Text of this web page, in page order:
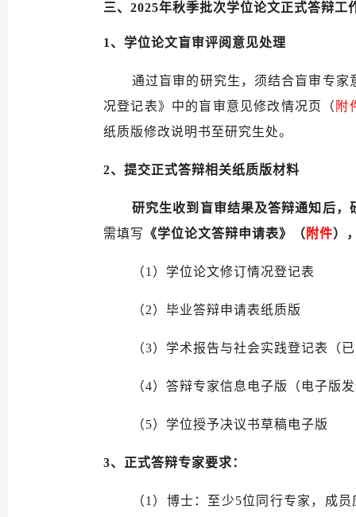
三、 2025年秋季批次学位论文正式答辩工
1、 学位论文盲审评阅意见处理
通过盲审的研究生，须结合盲审专
况登记表》中的盲审意见修改情况页（ 附
纸质版修改说明书至研究生处。
2、 提交正式答辩相关纸质版材料
研究生收到盲审结果及答辩通知后，
需填写 《学位论文答辩申请表》 （ 附件）
（1 ）学位论文修订情况登记表
（2）毕业答辩申请表纸质版
（3） 学术报告与社会实践登记表（
（4） 答辩专家信息电子版（ 电子版
（5） 学位授予决议书草稿电子版
3、正式答辩专家要求：
（1） 博士：至少5位同行专家，成员